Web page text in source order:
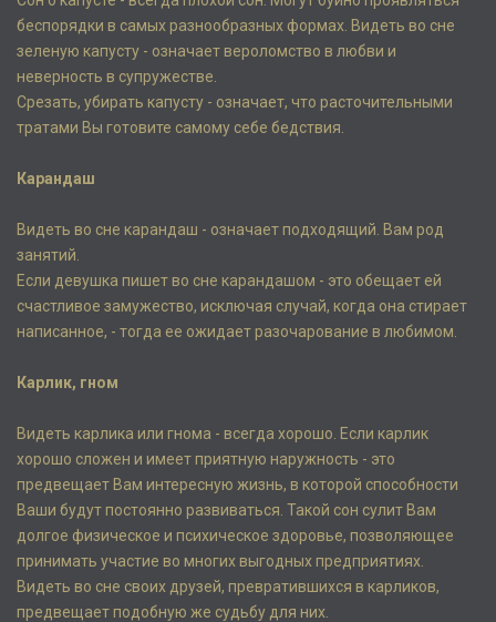
беспорядки в самых разнообразных формах. Видеть во сне
зеленую капусту - означает вероломство в любви и
неверность в супружестве.
Срезать, убирать капусту - означает, что расточительными
тратами Вы готовите самому себе бедствия.
Карандаш
Видеть во сне карандаш - означает подходящий. Вам род
занятий.
Если девушка пишет во сне карандашом - это обещает ей
счастливое замужество, исключая случай, когда она стирает
написанное, - тогда ее ожидает разочарование в любимом.
Карлик, гном
Видеть карлика или гнома - всегда хорошо. Если карлик
хорошо сложен и имеет приятную наружность - это
предвещает Вам интересную жизнь, в которой способности
Ваши будут постоянно развиваться. Такой сон сулит Вам
долгое физическое и психическое здоровье, позволяющее
принимать участие во многих выгодных предприятиях.
Видеть во сне своих друзей, превратившихся в карликов,
предвещает подобную же судьбу для них.